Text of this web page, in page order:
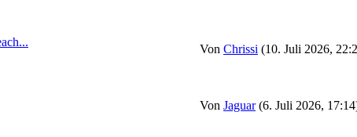
Von Chrissi (10. Juli 2026,
Von Jaguar (6. Juli 2026,